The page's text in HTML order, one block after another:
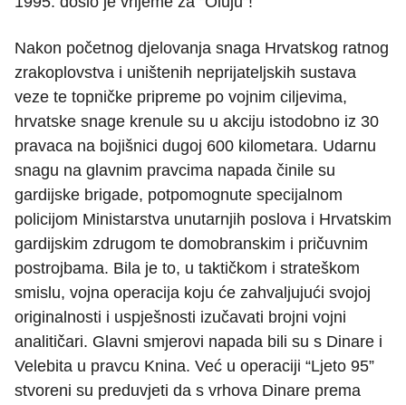
Nakon početnog djelovanja snaga Hrvatskog ratnog
zrakoplovstva i uništenih neprijateljskih sustava
veze te topničke pripreme po vojnim ciljevima,
hrvatske snage krenule su u akciju istodobno iz 30
pravaca na bojišnici dugoj 600 kilometara. Udarnu
snagu na glavnim pravcima napada činile su
gardijske brigade, potpomognute specijalnom
policijom Ministarstva unutarnjih poslova i Hrvatskim
gardijskim zdrugom te domobranskim i pričuvnim
postrojbama. Bila je to, u taktičkom i strateškom
smislu, vojna operacija koju će zahvaljujući svojoj
originalnosti i uspješnosti izučavati brojni vojni
analitičari. Glavni smjerovi napada bili su s Dinare i
Velebita u pravcu Knina. Već u operaciji “Ljeto 95”
stvoreni su preduvjeti da s vrhova Dinare prema